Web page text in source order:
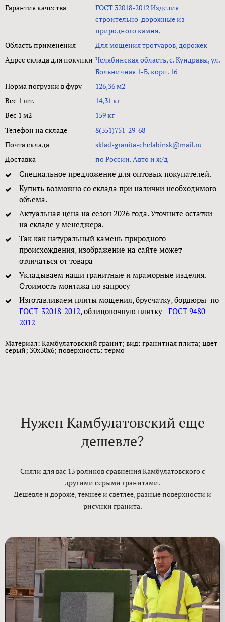
Гарантия качества
ГОСТ 32018-2012 Изделия
строительно-дорожные из
природного камня.
Область применения
Для мощения тротуаров, дорожек
Адрес склада для покупки Челябинская область, с. Кундравы, ул.
Больничная 1-Б, корп. 16
Норма погрузки в фуру
126,36 м2
Вес 1 шт.
14,31 кг
Вес 1 м2
159 кг
Телефон на складе
8(351)751-29-68
Почта склада
sklad-granita-chelabinsk@mail.ru
Доставка
по России. Авто и ж/д
Специальное предложение для оптовых покупателей.
Купить возможно со склада при наличии необходимого
объема.
Актуальная цена на сезон 2026 года. Уточните остатки
на складе у менеджера.
Так как натуральный камень природного
происхождения, изображение на сайте может
отличаться от товара
Укладываем наши гранитные и мраморные изделия.
Стоимость монтажа по запросу
Изготавливаем плиты мощения, брусчатку, бордюры по
ГОСТ-32018-2012, облицовочную плитку -ГОСТ 9480-
2012
Материал: Камбулатовский гранит; вид: гранитная плита; цвет
серый; 30x30x6; поверxность: термо
Нужен Камбулатовский еще
дешевле?
Сняли для вас 13 роликов сравнения Камбулатовского с
другими серыми гранитами.
Дешевле и дороже, темнее и светлее, разные поверхности и
рисунки гранита.